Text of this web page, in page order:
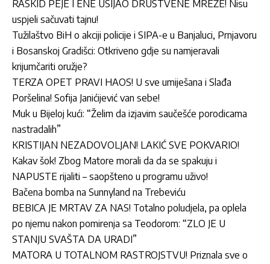
RASKID PEJE I ENE USIJAO DRUŠTVENE MREŽE! Nisu
uspjeli sačuvati tajnu!
Tužilaštvo BiH o akciji policije i SIPA-e u Banjaluci, Prnjavoru
i Bosanskoj Gradišci: Otkriveno gdje su namjeravali
krijumčariti oružje?
TERZA OPET PRAVI HAOS! U sve umiješana i Slađa
Poršelina! Sofija Janićijević van sebe!
Muk u Bijeloj kući: “Želim da izjavim saučešće porodicama
nastradalih”
KRISTIJAN NEZADOVOLJAN! LAKIĆ SVE POKVARIO!
Kakav šok! Zbog Matore morali da da se spakuju i
NAPUSTE rijaliti – saopšteno u programu uživo!
Bačena bomba na Sunnyland na Trebeviću
BEBICA JE MRTAV ZA NAS! Totalno poludjela, pa oplela
po njemu nakon pomirenja sa Teodorom: “ZLO JE U
STANJU SVAŠTA DA URADI”
MATORA U TOTALNOM RASTROJSTVU! Priznala sve o